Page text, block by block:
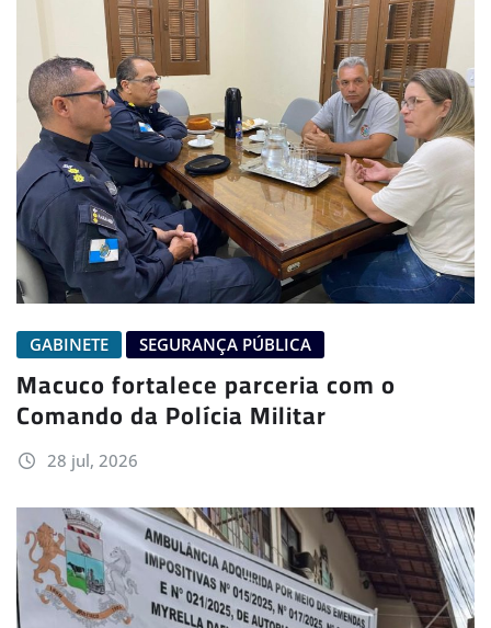
GABINETE SEGURANÇA PÚBLICA
Macuco fortalece parceria com o
Comando da Polícia Militar
28 jul, 2026